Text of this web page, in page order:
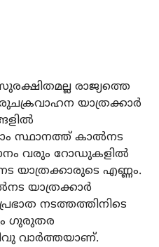
രാജ്യത്തെ
യാത്രക്കാര്‍
സ്ഥാനത്ത് കാല്‍നട
വരും റോഡുകളില്‍
യാത്രക്കാരുടെ എണ്ണം.
യാത്രക്കാര്‍
നടത്തത്തിനിടെ
ഗുരുതര
വാര്‍ത്തയാണ്.